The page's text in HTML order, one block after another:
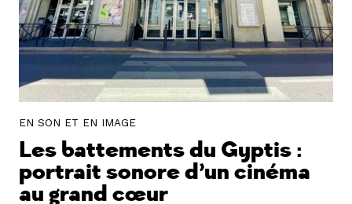
EN SON ET EN IMAGE
Les battements du Gyptis :
portrait sonore d’un cinéma
au grand cœur